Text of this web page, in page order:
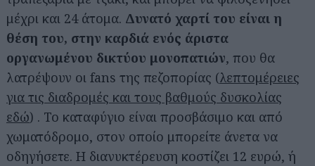
μέχρι και 24 άτομα. Δυνατό χαρτί του είναι η
θέση του, στην καρδιά ενός άριστα
οργανωμένου δικτύου μονοπατιών, που θα
λατρέψουν οι fans της πεζοπορίας (λεπτομέρειες
για τις διαδρομές και τους βαθμούς δυσκολίας
εδώ) . Το καταφύγιο είναι προσβάσιμο και από
χωματόδρομο, στον οποίο μπορείτε άνετα να
οδηγήσετε. Η διανυκτέρευση κοστίζει 12 ευρώ, ή